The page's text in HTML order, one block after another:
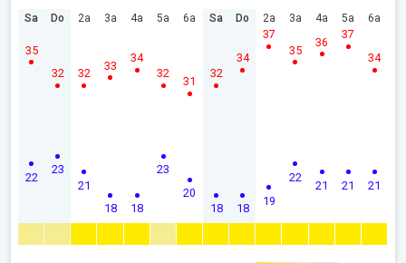
Sa
22
35
Do
23
32
2a
21
32
3a
18
33
4a
18
34
5a
23
32
6a
20
31
Sa
18
32
Do
18
34
2a
19
37
3a
22
35
4a
21
36
5a
21
37
6a
21
34